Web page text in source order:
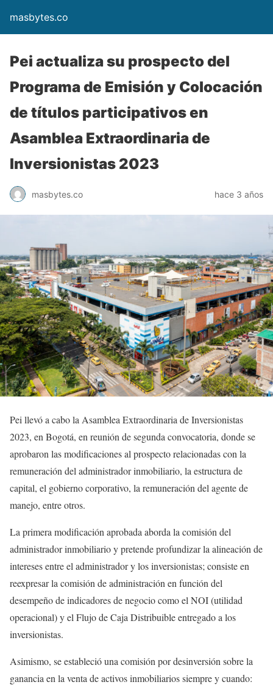
masbytes.co
Pei actualiza su prospecto del
Programa de Emisión y Colocación
de títulos participativos en
Asamblea Extraordinaria de
Inversionistas 2023
masbytes.co hace 3 años
Pei llevó a cabo la Asamblea Extraordinaria de Inversionistas
2023, en Bogotá, en reunión de segunda convocatoria, donde se
aprobaron las modificaciones al prospecto relacionadas con la
remuneración del administrador inmobiliario, la estructura de
capital, el gobierno corporativo, la remuneración del agente de
manejo, entre otros.
La primera modificación aprobada aborda la comisión del
administrador inmobiliario y pretende profundizar la alineación de
intereses entre el administrador y los inversionistas; consiste en
reexpresar la comisión de administración en función del
desempeño de indicadores de negocio como el NOI (utilidad
operacional) y el Flujo de Caja Distribuible entregado a los
inversionistas.
Asimismo, se estableció una comisión por desinversión sobre la
ganancia en la venta de activos inmobiliarios siempre y cuando: